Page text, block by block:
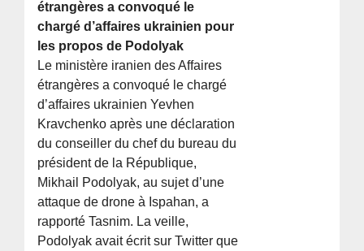
étrangères a convoqué le
chargé d’affaires ukrainien pour
les propos de Podolyak
Le ministère iranien des Affaires
étrangères a convoqué le chargé
d’affaires ukrainien Yevhen
Kravchenko après une déclaration
du conseiller du chef du bureau du
président de la République,
Mikhail Podolyak, au sujet d’une
attaque de drone à Ispahan, a
rapporté Tasnim. La veille,
Podolyak avait écrit sur Twitter que